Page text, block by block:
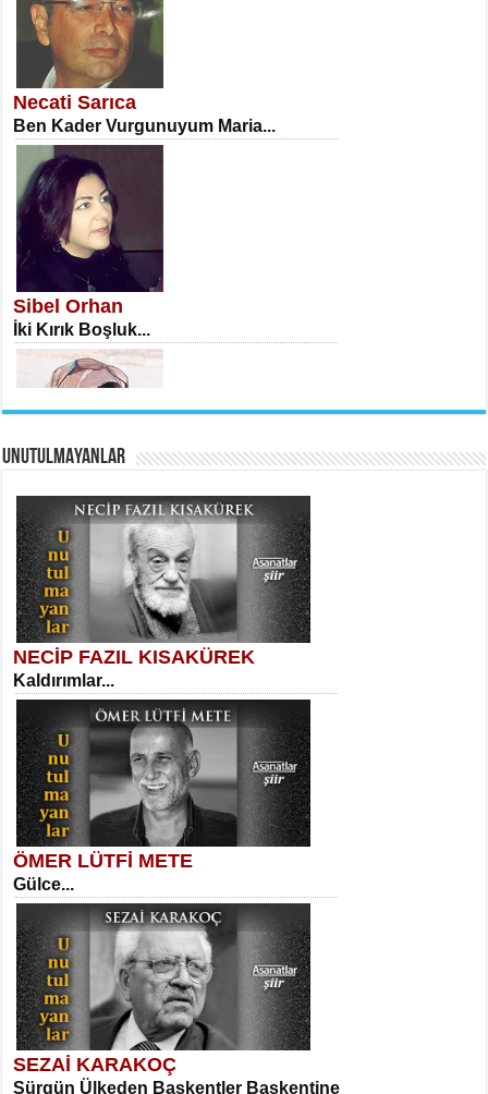
NECLA DİLEK ARSLAN
Öğretmenler Günü Mahkemesi...
İSA KARATEPE
Ekranlar Arasında Kaybolan İnsan...
AHMET URFALI
Tahlil Denemesi...
SELAHATTİN YILDIZ
İnsanın Zindanı...
MEHMET TAŞTAN
Vagon’da Bir Şairle...
Necati Sarıca
Ben Kader Vurgunuyum Maria...
Sibel Orhan
İki Kırık Boşluk...
Meral Yağmur
Eski Bir Şiir...
Kadir Ünal
Ayağıma Dolanan Yokuş...
Mehmet Çoban
Elmira...
UNUTULMAYANLAR
NECİP FAZIL KISAKÜREK
Kaldırımlar...
ÖMER LÜTFİ METE
Gülce...
SEZAİ KARAKOÇ
Sürgün Ülkeden Başkentler Başkentine